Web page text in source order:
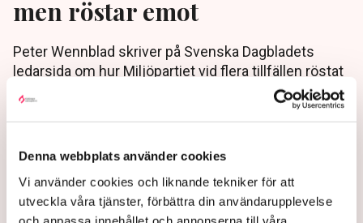
Denna webbplats använder cookies
Vi använder cookies och liknande tekniker för att
utveckla våra tjänster, förbättra din användarupplevelse
men röstar emot
Peter Wennblad skriver på Svenska Dagbladets
ledarsida om hur Miljöpartiet vid flera tillfällen röstat
nej till ny vindkraft – trots att de säger att de vill ha
den.